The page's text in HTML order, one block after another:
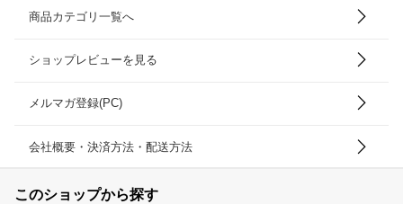
商品カテゴリ一覧へ
ショップレビューを見る
メルマガ登録(PC)
会社概要・決済方法・配送方法
このショップから探す